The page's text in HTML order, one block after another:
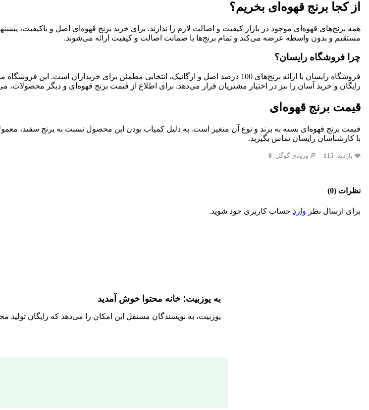
از کجا برنج قهوه‌ای بخریم؟
همه برنج‌های قهوه‌ای موجود در بازار کیفیت و اصالت لازم را ندارند. برای خرید برنج قهوه‌ای اصل و باکیفیت،
مستقیم و بدون واسطه عرضه می‌کند و تمام برنج‌ها با ضمانت اصالت و کیفیت ارائه می‌شوند.
چرا فروشگاه رایسان؟
فروشگاه رایسان با ارائه برنج‌های 100 درصد اصل و ارگانیک، انتخابی مطمئن برای
رایگان و خرید آسان را نیز در اختیار مشتریان قرار می‌دهد. برای اطلاع از قیمت برنج قهوه‌ای و دیگر محصولات،
قیمت برنج قهوه‌ای
قیمت برنج قهوه‌ای بسته به برند و نوع آن متغیر است. به دلیل کمیاب بودن این محصول نسبت به برنج سفید،
با کارشناسان رایسان تماس بگیرید.
👁️ بازدید: 115 🔎 ورودی گوگل: 0
نظرات (0)
برای ارسال نظر وارد حساب کاربری خود شوید.
به یوزبیت؛ خانه محتوا خوش آمدید
یوزبیت، به نویسندگان مستقل این امکان را می‌دهد که رایگان